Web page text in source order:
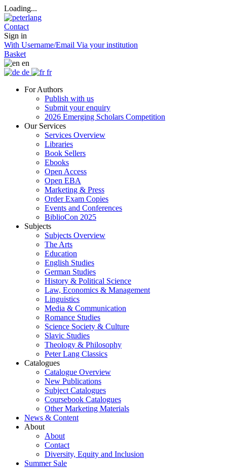
Loading...
Contact
Sign in
With Username/Email Via your institution
Basket
en
de
fr
For Authors
Publish with us
Submit your enquiry
2026 Emerging Scholars Competition
Our Services
Services Overview
Libraries
Book Sellers
Ebooks
Open Access
Open EBA
Marketing & Press
Order Exam Copies
Events and Conferences
BiblioCon 2025
Subjects
Subjects Overview
The Arts
Education
English Studies
German Studies
History & Political Science
Law, Economics & Management
Linguistics
Media & Communication
Romance Studies
Science Society & Culture
Slavic Studies
Theology & Philosophy
Peter Lang Classics
Catalogues
Catalogue Overview
New Publications
Subject Catalogues
Coursebook Catalogues
Other Marketing Materials
News & Content
About
About
Contact
Diversity, Equity and Inclusion
Summer Sale